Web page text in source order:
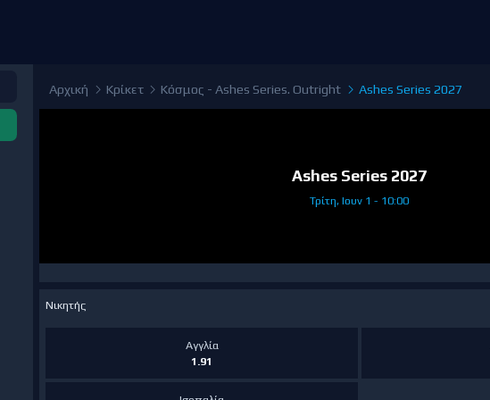
Αρχική Κρίκετ Κόσμος - Ashes Series. Outright Ashes Series 2027
Ashes Series 2027
Τρίτη, Ιουν 1 - 10:00
Νικητής
Αγγλία
1.91